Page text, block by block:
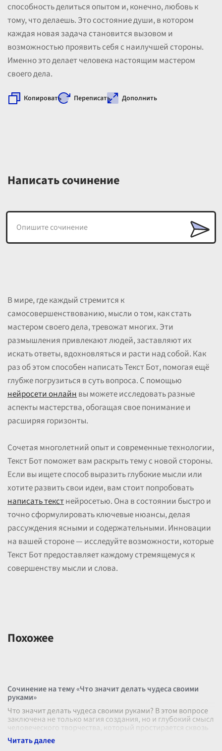
способность делиться опытом и, конечно, любовь к
тому, что делаешь. Это состояние души, в котором
каждая новая задача становится вызовом и
возможностью проявить себя с наилучшей стороны.
Именно это делает человека настоящим мастером
своего дела.
Копировать Переписать Дополнить
Написать сочинение
В мире, где каждый стремится к
самосовершенствованию, мысли о том, как стать
мастером своего дела, тревожат многих. Эти
размышления привлекают людей, заставляют их
искать ответы, вдохновляться и расти над собой. Как
раз об этом способен написать Текст Бот, помогая ещё
глубже погрузиться в суть вопроса. С помощью
нейросети онлайнвы можете исследовать разные
аспекты мастерства, обогащая свое понимание и
расширяя горизонты.
Сочетая многолетний опыт и современные технологии,
Текст Бот поможет вам раскрыть тему с новой стороны.
Если вы ищете способ выразить глубокие мысли или
хотите развить свои идеи, вам стоит попробовать
написать текстнейросетью. Она в состоянии быстро и
точно сформулировать ключевые нюансы, делая
рассуждения ясными и содержательными. Инновации
на вашей стороне — исследуйте возможности, которые
Текст Бот предоставляет каждому стремящемуся к
совершенству мысли и слова.
Похожее
Сочинение на тему «Что значит делать чудеса своими
руками»
Что значит делать чудеса своими руками? В этом вопросе
заключена не только магия создания, но и глубокий смысл
человеческого творчества, который простирается сквозь
тысячелетия ист